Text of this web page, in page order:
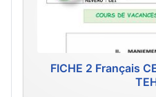
FICHE 2 Français